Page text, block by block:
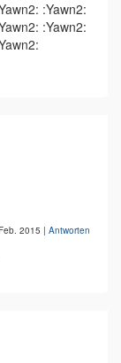
:Yawn2:
:Yawn2:
2015 | Antworten